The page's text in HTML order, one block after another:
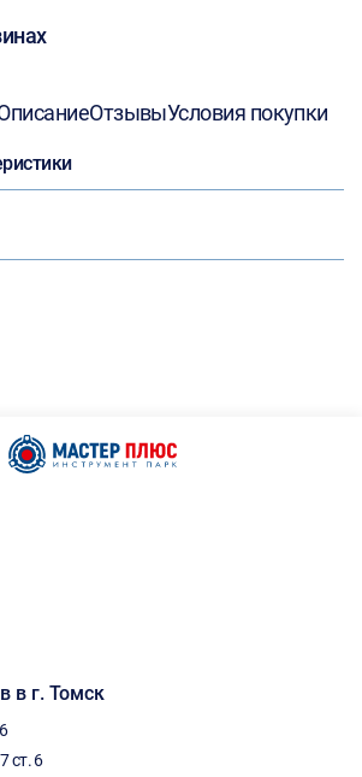
ОтзывыУсловия покупки
в г. Томск
ст. 6